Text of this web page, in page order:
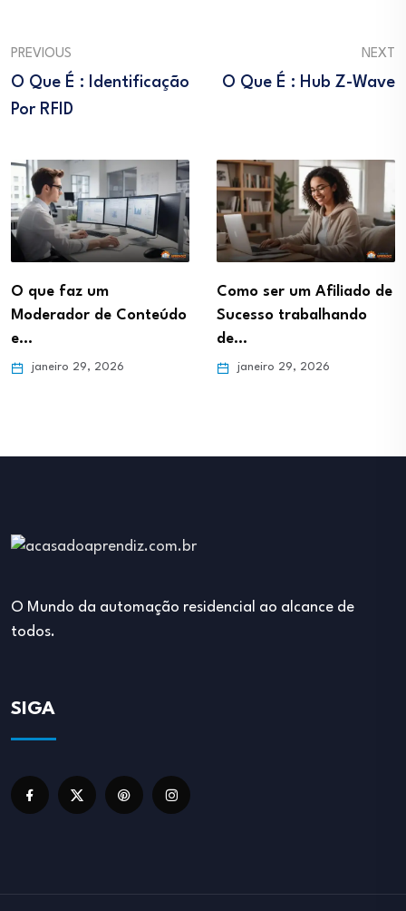
PREVIOUS
O Que É : Identificação
Por RFID
NEXT
O Que É : Hub Z-Wave
O que faz um
Moderador de Conteúdo
e…
janeiro 29, 2026
Como ser um Afiliado de
Sucesso trabalhando
de…
janeiro 29, 2026
O Mundo da automação residencial ao alcance de
todos.
SIGA